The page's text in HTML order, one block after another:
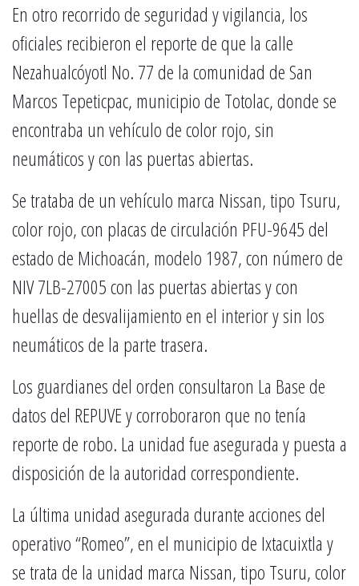
En otro recorrido de seguridad y vigilancia, los
oficiales recibieron el reporte de que la calle
Nezahualcóyotl No. 77 de la comunidad de San
Marcos Tepeticpac, municipio de Totolac, donde se
encontraba un vehículo de color rojo, sin
neumáticos y con las puertas abiertas.
Se trataba de un vehículo marca Nissan, tipo Tsuru,
color rojo, con placas de circulación PFU-9645 del
estado de Michoacán, modelo 1987, con número de
NIV 7LB-27005 con las puertas abiertas y con
huellas de desvalijamiento en el interior y sin los
neumáticos de la parte trasera.
Los guardianes del orden consultaron La Base de
datos del REPUVE y corroboraron que no tenía
reporte de robo. La unidad fue asegurada y puesta a
disposición de la autoridad correspondiente.
La última unidad asegurada durante acciones del
operativo “Romeo”, en el municipio de Ixtacuixtla y
se trata de la unidad marca Nissan, tipo Tsuru, color